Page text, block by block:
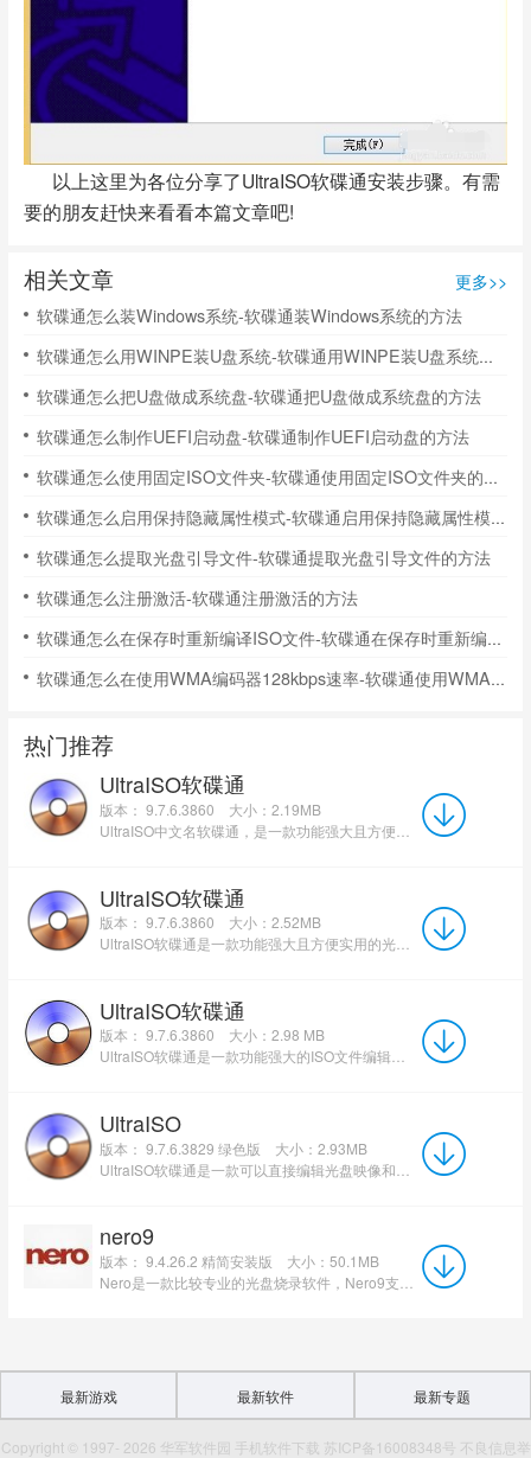
以上这里为各位分享了UltraISO软碟通安装步骤。有需
要的朋友赶快来看看本篇文章吧!
相关文章
更多>>
软碟通怎么装Windows系统-软碟通装Windows系统的方法
软碟通怎么用WINPE装U盘系统-软碟通用WINPE装U盘系统的方法
软碟通怎么把U盘做成系统盘-软碟通把U盘做成系统盘的方法
软碟通怎么制作UEFI启动盘-软碟通制作UEFI启动盘的方法
软碟通怎么使用固定ISO文件夹-软碟通使用固定ISO文件夹的方法
软碟通怎么启用保持隐藏属性模式-软碟通启用保持隐藏属性模式的方法
软碟通怎么提取光盘引导文件-软碟通提取光盘引导文件的方法
软碟通怎么注册激活-软碟通注册激活的方法
软碟通怎么在保存时重新编译ISO文件-软碟通在保存时重新编译ISO文件的方法
软碟通怎么在使用WMA编码器128kbps速率-软碟通使用WMA编码器128kbps速率的方法
热门推荐
UltraISO软碟通
版本： 9.7.6.3860
大小：2.19MB
UltraISO软碟通
版本： 9.7.6.3860
大小：2.52MB
UltraISO软碟通是一款功能强大且方便实用的光盘映像文件制作/编辑/转换工具。它支持直接编辑ISO文件及从...
UltraISO软碟通
版本： 9.7.6.3860
大小：2.98 MB
UltraISO
版本： 9.7.6.3829 绿色版
大小：2.93MB
nero9
版本： 9.4.26.2 精简安装版
大小：50.1MB
最新游戏 最新软件 最新专题
Copyright © 1997- 2026 华军软件园 手机软件下载 苏ICP备16008348号 不良信息举